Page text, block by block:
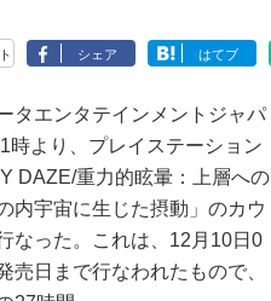
シェア はてブ
タエンタテインメントジャパ
時より、プレイステーション
DAZE/重力的眩暈：上層への
内宇宙に生じた摂動」のカウ
なった。これは、12月10日0
売日まで行なわれたもので、